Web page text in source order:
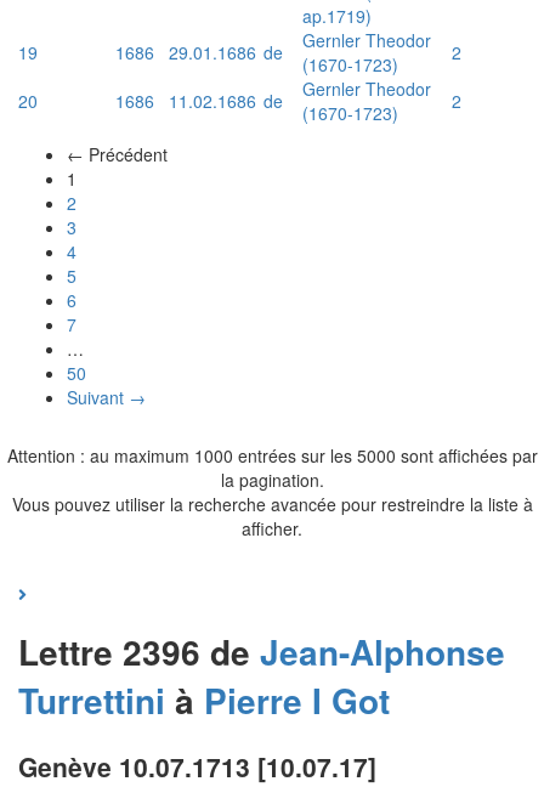
ap.1719)
19 1686 29.01.1686 de
Gernler Theodor
(1670-1723)
2
20
1686 11.02.1686 de
Gernler Theodor
(1670-1723)
2
← Précédent
1
2
3
4
5
6
7
…
50
Suivant →
Attention : au maximum 1000 entrées sur les 5000 sont affichées par
la pagination.
Vous pouvez utiliser la recherche avancée pour restreindre la liste à
afficher.
Lettre 2396 de Jean-Alphonse
Turrettini à Pierre I Got
Genève 10.07.1713 [10.07.17]